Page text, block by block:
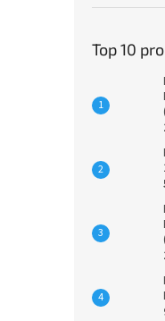
Top 10